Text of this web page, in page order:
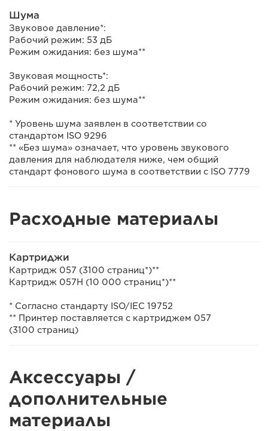
Шума
Звуковое давление*:
Рабочий режим: 53 дБ
Режим ожидания: без шума**
Звуковая мощность*:
Рабочий режим: 72,2 дБ
Режим ожидания: без шума**
* Уровень шума заявлен в соответствии со
стандартом ISO 9296
** «Без шума» означает, что уровень звукового
давления для наблюдателя ниже, чем общий
стандарт фонового шума в соответствии с ISO 7779
Расходные материалы
Картриджи
Картридж 057 (3100 страниц*)**
Картридж 057H (10 000 страниц*)**
* Согласно стандарту ISO/IEC 19752
** Принтер поставляется с картриджем 057
(3100 страниц)
Аксессуары /
дополнительные
материалы